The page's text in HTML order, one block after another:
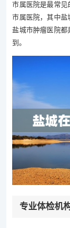
市属医院是最常见
市属医院，其中盐
盐城市肿瘤医院都
到。
专业体检机